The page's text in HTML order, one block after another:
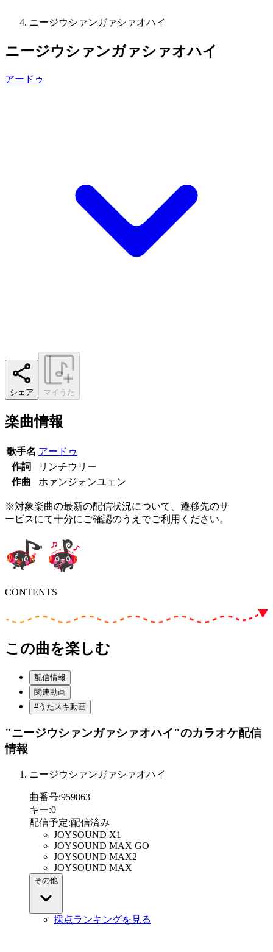
ニージウシァンガァシァオハイ
ニージウシァンガァシァオハイ
アードゥ
シェア マイうた
楽曲情報
歌手名 アードゥ
作詞
リンチウリー
作曲
ホァンジォンユェン
※対象楽曲の最新の配信状況について、遷移先のサ
ービスにて十分にご確認のうえでご利用ください。
CONTENTS
この曲を楽しむ
配信情報
関連動画
#うたスキ動画
"ニージウシァンガァシァオハイ"のカラオケ配信
情報
ニージウシァンガァシァオハイ
曲番号:959863
キー:0
配信予定:配信済み
JOYSOUND X1
JOYSOUND MAX GO
JOYSOUND MAX2
JOYSOUND MAX
その他
採点ランキングを見る